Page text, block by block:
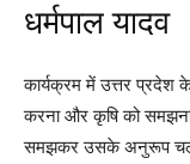
धर्मपाल यादव
कार्यक्रम में उत्तर प्रदेश
करना और कृषि को
समझकर उसके अनुरूप चलना